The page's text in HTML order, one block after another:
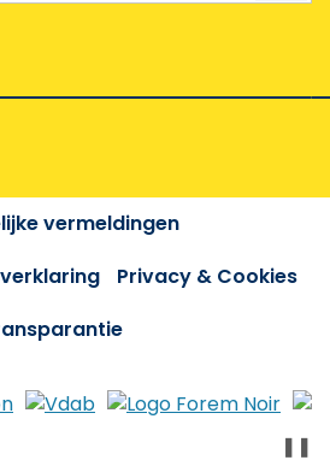
vermeldingen
Privacy & Cookies
❚❚